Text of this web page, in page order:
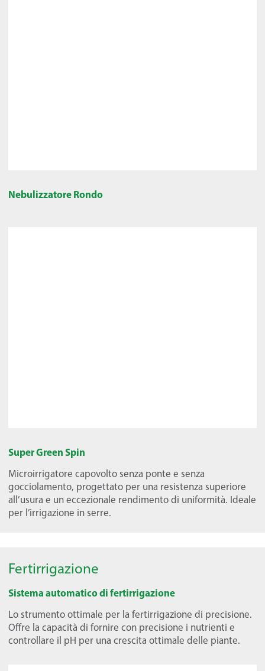
Nebulizzatore Rondo
Super Green Spin
Microirrigatore capovolto senza ponte e senza
gocciolamento, progettato per una resistenza superiore
all’usura e un eccezionale rendimento di uniformità. Ideale
per l’irrigazione in serre.
Fertirrigazione
Sistema automatico di fertirrigazione
Lo strumento ottimale per la fertirrigazione di precisione.
Offre la capacità di fornire con precisione i nutrienti e
controllare il pH per una crescita ottimale delle piante.